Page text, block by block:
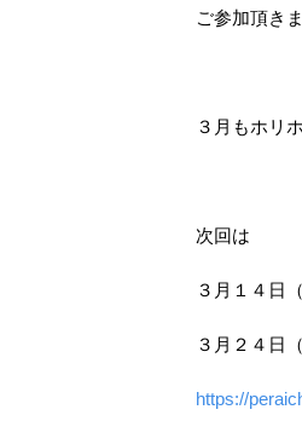
ご参加頂き
３月もホリ
次回は
３月１４日
３月２４日
https://